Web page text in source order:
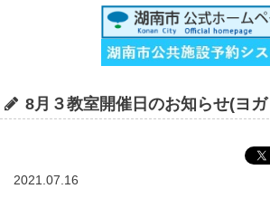
8月３教室開催日のお知らせ(ヨ
2021.07.16